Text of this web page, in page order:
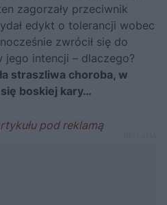
zagorzały przeciwnik
edykt o tolerancji wobec
zwrócił się do
intencji – dlaczego?
straszliwa choroba, w
boskiej kary…